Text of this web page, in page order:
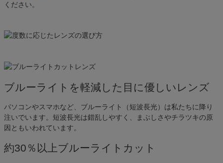
ください。
ブルーライトを軽減した目に優しいレンズ
パソコンやスマホなど、ブルーライト（短波長光）は私たちに降り
注いでいます。短波長光は錯乱しやすく、まぶしさやチラツキの原
因ともいわれています。
約30％以上ブルーライトカット